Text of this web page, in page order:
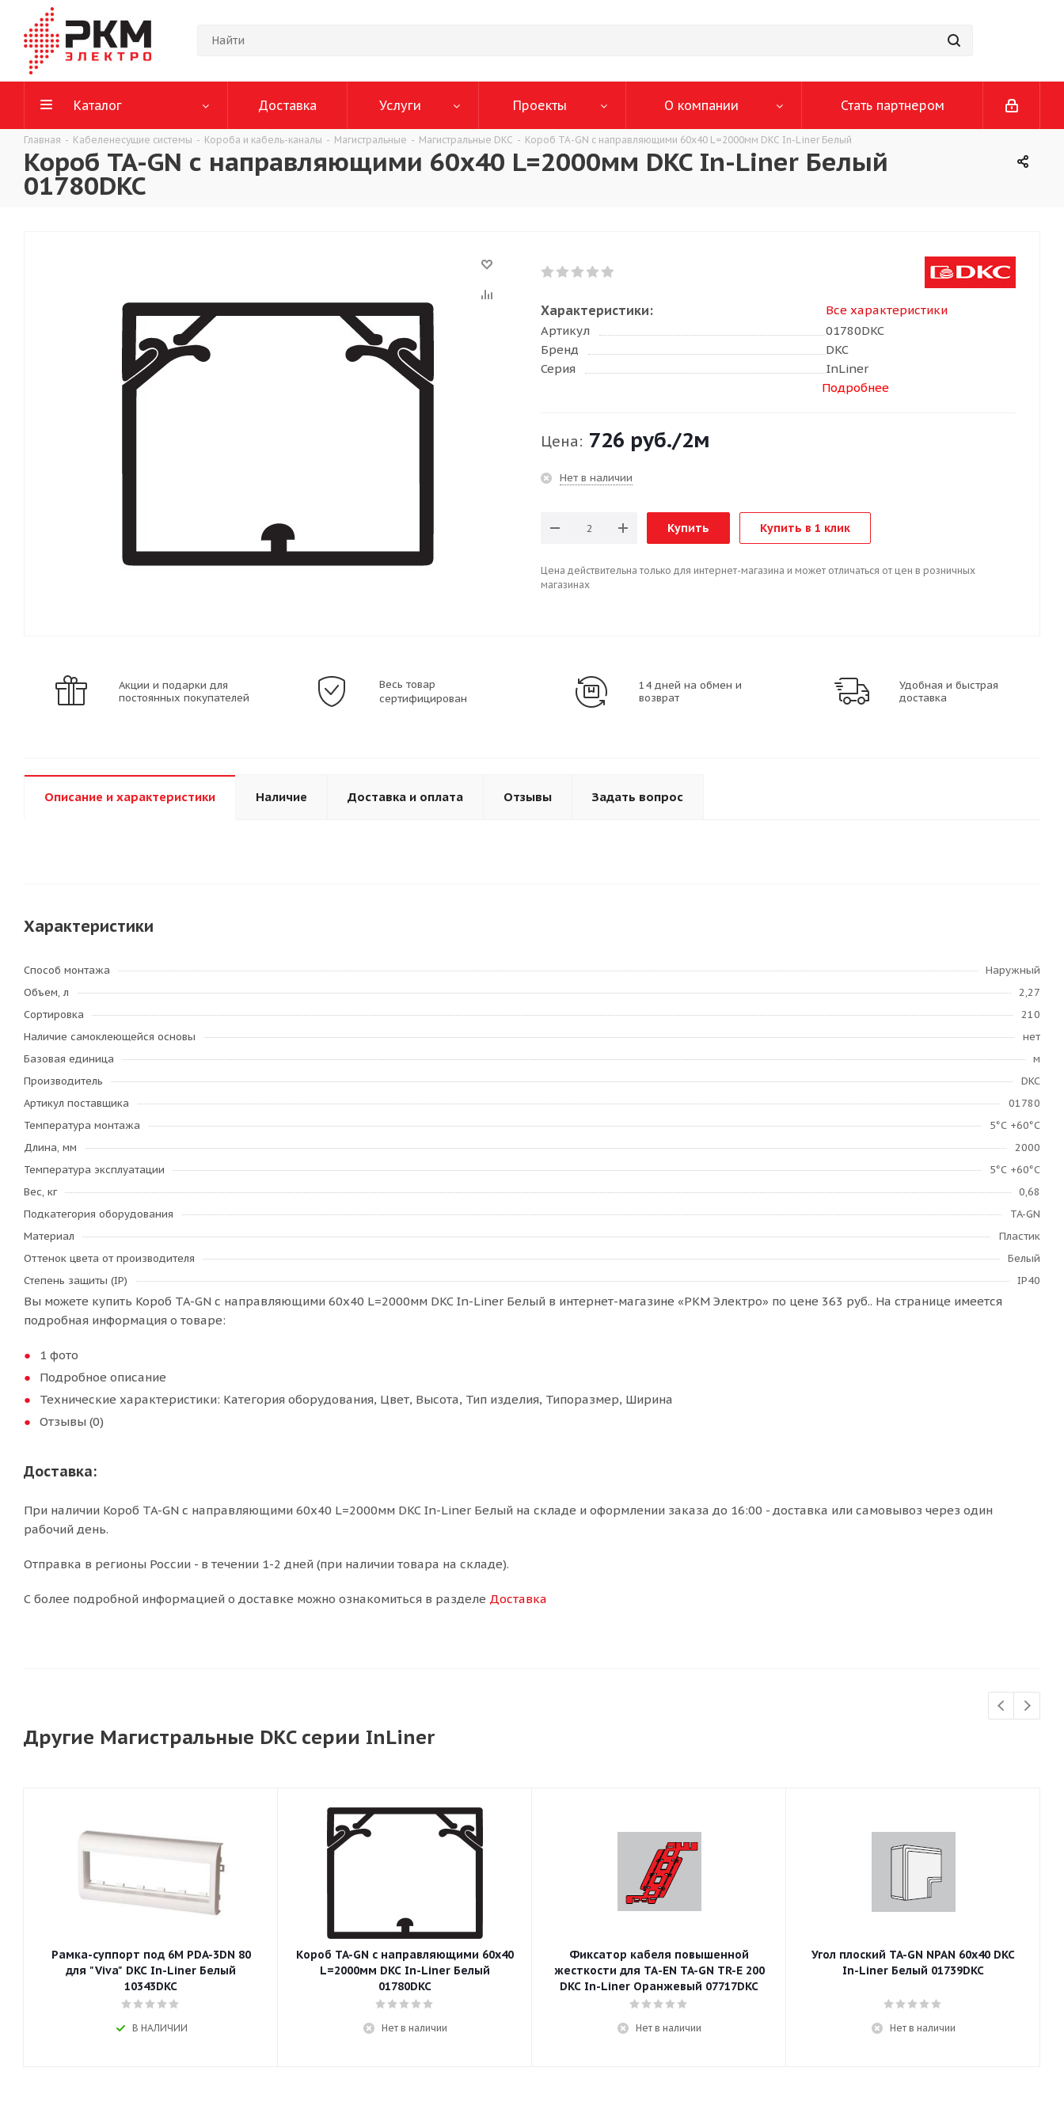
Каталог Доставка Услуги Проекты О компании Стать партнером
Главная - Кабеленесущие системы - Короба и кабель-каналы - Магистральные - Магистральные DKC - Короб TA-GN с направляющими 60x40 L=2000мм DKC In-Liner Белый
Короб TA-GN с направляющими 60x40 L=2000мм DKC In-Liner Белый
01780DKC
Характеристики:
Все характеристики
Артикул
01780DKC
Бренд
DKC
Серия
InLiner
Подробнее
Цена: 726 руб./2м
Нет в наличии
Купить Купить в 1 клик
Цена действительна только для интернет-магазина и может отличаться от цен в розничных
магазинах
Акции и подарки для
постоянных покупателей
Весь товар
сертифицирован
14 дней на обмен и
возврат
Удобная и быстрая
доставка
Описание и характеристики Наличие Доставка и оплата Отзывы Задать вопрос
Характеристики
Способ монтажа
Наружный
Объем, л
2,27
Сортировка
210
Наличие самоклеющейся основы
нет
Базовая единица
м
Производитель
DKC
Артикул поставщика
01780
Температура монтажа
­5°С +60°С
Длина, мм
2000
Температура эксплуатации
­5°С +60°С
Вес, кг
0,68
Подкатегория оборудования
TA-GN
Материал
Пластик
Оттенок цвета от производителя
Белый
Степень защиты (IP)
IP40
Вы можете купить Короб TA-GN с направляющими 60x40 L=2000мм DKC In-Liner Белый в интернет-магазине «РКМ Электро» по цене 363 руб.. На странице имеется
подробная информация о товаре:
1 фото
Подробное описание
Технические характеристики: Категория оборудования, Цвет, Высота, Тип изделия, Типоразмер, Ширина
Отзывы (0)
Доставка:
При наличии Короб TA-GN с направляющими 60x40 L=2000мм DKC In-Liner Белый на складе и оформлении заказа до 16:00 - доставка или самовывоз через один
рабочий день.
Отправка в регионы России - в течении 1-2 дней (при наличии товара на складе).
С более подробной информацией о доставке можно ознакомиться в разделе Доставка
Другие Магистральные DKC серии InLiner
Рамка-суппорт под 6М PDA-3DN 80
для "Viva" DKC In-Liner Белый
10343DKC
В НАЛИЧИИ
Короб TA-GN с направляющими 60x40
L=2000мм DKC In-Liner Белый
01780DKC
Нет в наличии
Фиксатор кабеля повышенной
жесткости для ТА-EN TA-GN TR-E 200
DKC In-Liner Оранжевый 07717DKC
Нет в наличии
Угол плоский TA-GN NPAN 60x40 DKC
In-Liner Белый 01739DKC
Нет в наличии